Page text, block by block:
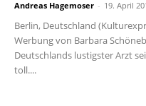
Andreas Hagemoser - 19. April
Berlin, Deutschland
Werbung von Barbara
Deutschlands lustigster Arzt
toll....